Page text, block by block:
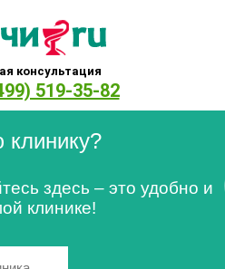
консультация
519-35-82
здесь – это удобно и
клинике!